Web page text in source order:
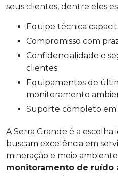
seus clientes, dentre eles
Equipe técnica
Compromisso com
Confidencialidade e segurança dos dados dos
clientes;
Equipamentos de última geração para
monitoramento
Suporte completo
A Serra Grande é a
buscam excelência em
mineração e meio
monitoramento de ruído